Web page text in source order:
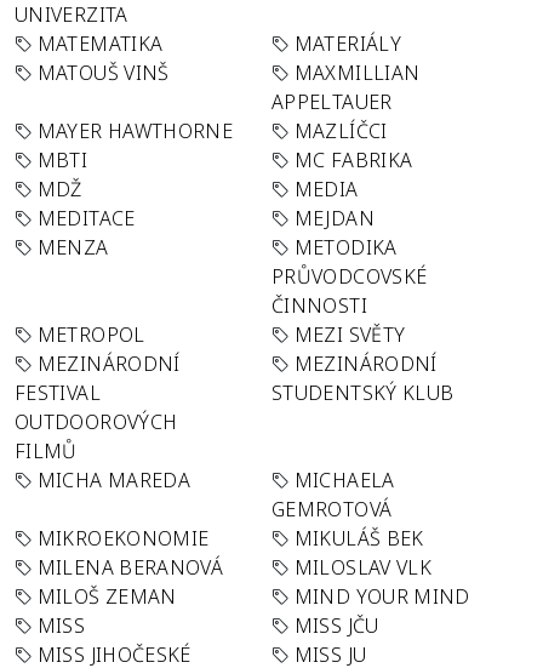
UNIVERZITA
MATEMATIKA
MATERIÁLY
MATOUŠ VINŠ
MAXMILLIAN
APPELTAUER
MAYER HAWTHORNE
MAZLÍČCI
MBTI
MC FABRIKA
MDŽ
MEDIA
MEDITACE
MEJDAN
MENZA
METODIKA
PRŮVODCOVSKÉ
ČINNOSTI
METROPOL
MEZI SVĚTY
MEZINÁRODNÍ
FESTIVAL
OUTDOOROVÝCH
FILMŮ
MEZINÁRODNÍ
STUDENTSKÝ KLUB
MICHA MAREDA
MICHAELA
GEMROTOVÁ
MIKROEKONOMIE
MIKULÁŠ BEK
MILENA BERANOVÁ
MILOSLAV VLK
MILOŠ ZEMAN
MIND YOUR MIND
MISS
MISS JČU
MISS JIHOČESKÉ
MISS JU